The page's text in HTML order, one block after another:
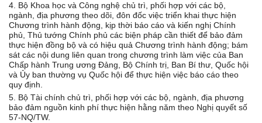
4. Bộ Khoa học và Công nghệ chủ trì, phối hợp với các bộ,
ngành, địa phương theo dõi, đôn đốc việc triển khai thực hiện
Chương trình hành động, kịp thời báo cáo và kiến nghị Chính
phủ, Thủ tướng Chính phủ các biện pháp cần thiết để bảo đảm
thực hiện đồng bộ và có hiệu quả Chương trình hành động; bám
sát các nội dung liên quan trong chương trình làm việc của Ban
Chấp hành Trung ương Đảng, Bộ Chính trị, Ban Bí thư, Quốc hội
và Ủy ban thường vụ Quốc hội để thực hiện việc báo cáo theo
quy định.
5. Bộ Tài chính chủ trì, phối hợp với các bộ, ngành, địa phương
bảo đảm nguồn kinh phí thực hiện hằng năm theo Nghị quyết số
57-NQ/TW.